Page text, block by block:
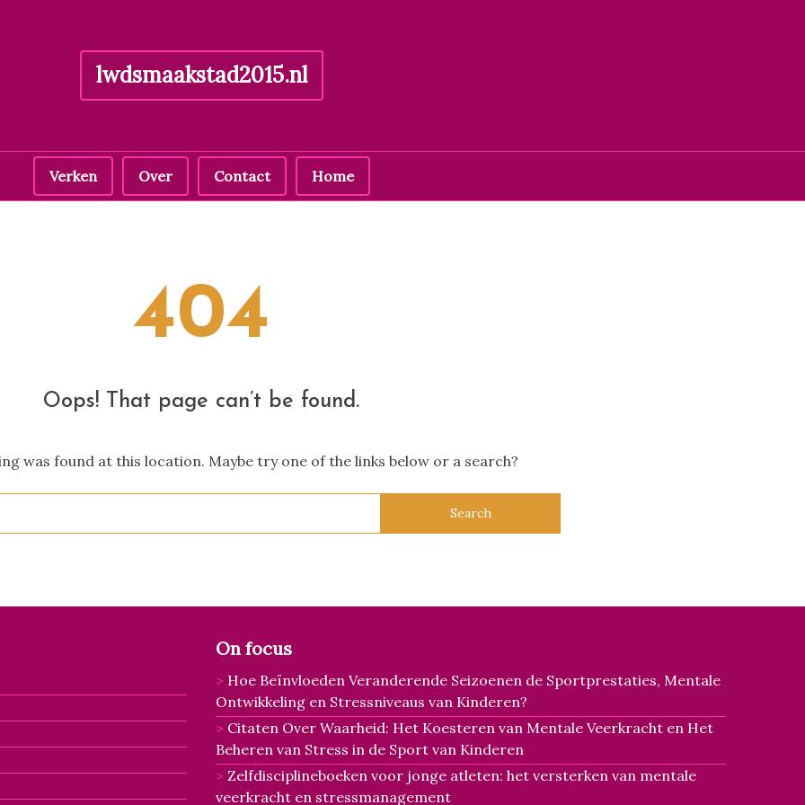
lwdsmaakstad2015.nl
Verken Over Contact
Home
404
Oops! That page can’t be found.
was found at this location. Maybe try one of the links below or a search?
On focus
Hoe Beïnvloeden Veranderende Seizoenen de Sportprestaties, Mentale
Ontwikkeling en Stressniveaus van Kinderen?
Citaten Over Waarheid: Het Koesteren van Mentale Veerkracht en Het
Beheren van Stress in de Sport van Kinderen
Zelfdisciplineboeken voor jonge atleten: het versterken van mentale
veerkracht en stressmanagement